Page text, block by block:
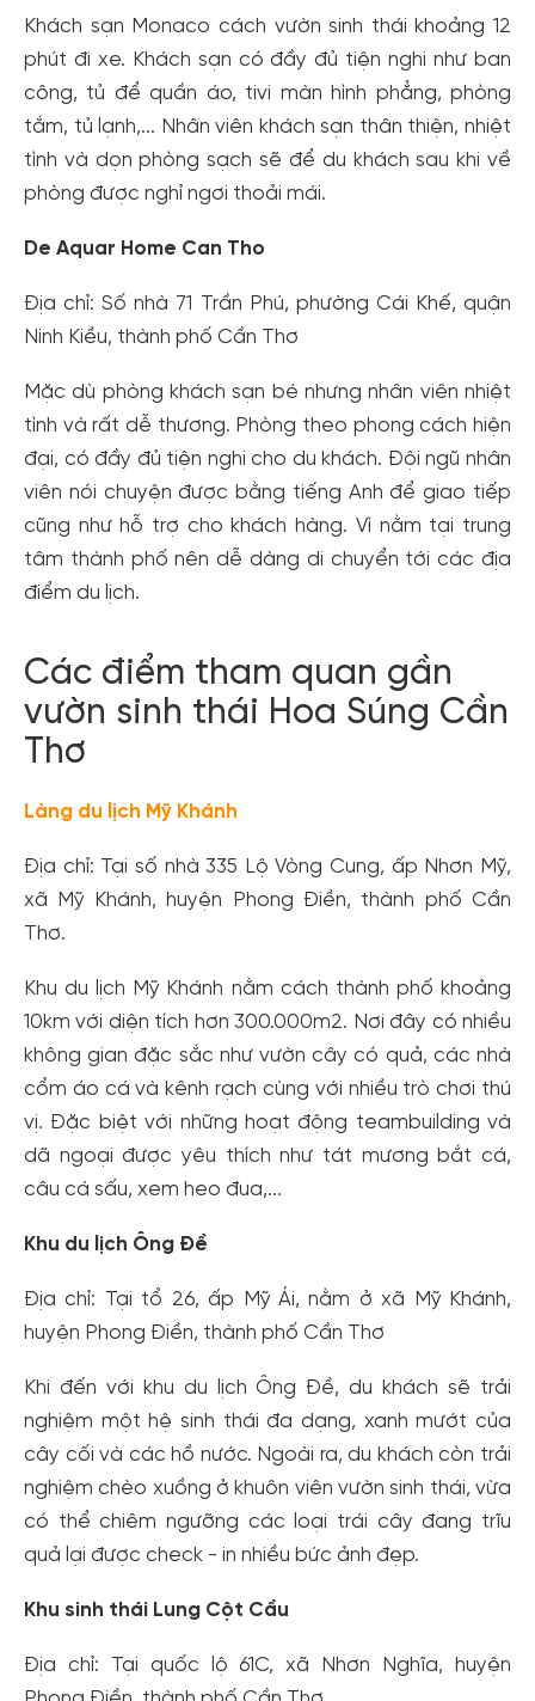
Khách sạn Monaco cách vườn sinh thái khoảng 12
phút đi xe. Khách sạn có đầy đủ tiện nghi như ban
công, tủ để quần áo, tivi màn hình phẳng, phòng
tắm, tủ lạnh,... Nhân viên khách sạn thân thiện, nhiệt
tình và dọn phòng sạch sẽ để du khách sau khi về
phòng được nghỉ ngơi thoải mái.
De Aquar Home Can Tho
Địa chỉ: Số nhà 71 Trần Phú, phường Cái Khế, quận
Ninh Kiều, thành phố Cần Thơ
Mặc dù phòng khách sạn bé nhưng nhân viên nhiệt
tình và rất dễ thương. Phòng theo phong cách hiện
đại, có đầy đủ tiện nghi cho du khách. Đội ngũ nhân
viên nói chuyện được bằng tiếng Anh để giao tiếp
cũng như hỗ trợ cho khách hàng. Vì nằm tại trung
tâm thành phố nên dễ dàng di chuyển tới các địa
điểm du lịch.
Các điểm tham quan gần
vườn sinh thái Hoa Súng Cần
Thơ
Làng du lịch Mỹ Khánh
Địa chỉ: Tại số nhà 335 Lộ Vòng Cung, ấp Nhơn Mỹ,
xã Mỹ Khánh, huyện Phong Điền, thành phố Cần
Thơ.
Khu du lịch Mỹ Khánh nằm cách thành phố khoảng
10km với diện tích hơn 300.000m2. Nơi đây có nhiều
không gian đặc sắc như vườn cây có quả, các nhà
cổm áo cá và kênh rạch cùng với nhiều trò chơi thú
vị. Đặc biệt với những hoạt động teambuilding và
dã ngoại được yêu thích như tát mương bắt cá,
câu cá sấu, xem heo đua,...
Khu du lịch Ông Đề
Địa chỉ: Tại tổ 26, ấp Mỹ Ái, nằm ở xã Mỹ Khánh,
huyện Phong Điền, thành phố Cần Thơ
Khi đến với khu du lịch Ông Đề, du khách sẽ trải
nghiệm một hệ sinh thái đa dạng, xanh mướt của
cây cối và các hồ nước. Ngoài ra, du khách còn trải
nghiệm chèo xuồng ở khuôn viên vườn sinh thái, vừa
có thể chiêm ngưỡng các loại trái cây đang trĩu
quả lại được check - in nhiều bức ảnh đẹp.
Khu sinh thái Lung Cột Cầu
Địa chỉ: Tại quốc lộ 61C, xã Nhơn Nghĩa, huyện
dành cho thành viên đến từ các đối tác của Gody.vn dành
Đăng ký
Hoặc đăng nhập bằng
Đăng nhập Facebook
Đăng nhập Google